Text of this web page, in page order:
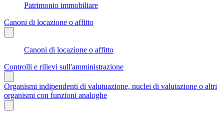
Patrimonio immobiliare
Canoni di locazione o affitto
Canoni di locazione o affitto
Controlli e rilievi sull'amministrazione
Organismi indipendenti di valutuazione, nuclei di valutazione o altri
organismi con funzioni analoghe